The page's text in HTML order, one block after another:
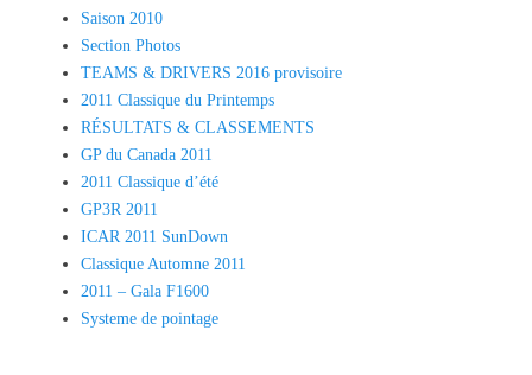
Saison 2010
Section Photos
TEAMS & DRIVERS 2016 provisoire
2011 Classique du Printemps
RÉSULTATS & CLASSEMENTS
GP du Canada 2011
2011 Classique d’été
GP3R 2011
ICAR 2011 SunDown
Classique Automne 2011
2011 – Gala F1600
Systeme de pointage